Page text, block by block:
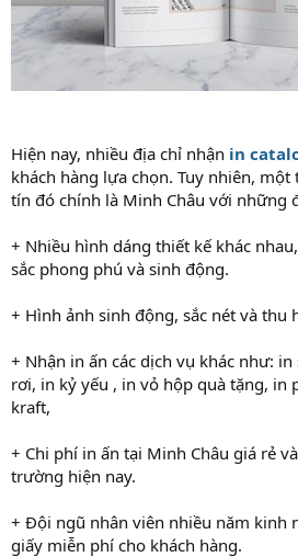
Hiện nay, nhiều địa chỉ nhận in
khách hàng lựa chọn. Tuy nhiên,
tín đó chính là Minh Châu với những
+ Nhiều hình dáng thiết kế khác
sắc phong phú và sinh động.
+ Hình ảnh sinh động, sắc nét và thu
+ Nhận in ấn các dịch vụ khác như:
rơi, in kỷ yếu , in vỏ hộp quà tặng, in
kraft,
+ Chi phí in ấn tại Minh Châu giá rẻ
trường hiện nay.
+ Đội ngũ nhân viên nhiều năm kinh
giấy miễn phí cho khách hàng.